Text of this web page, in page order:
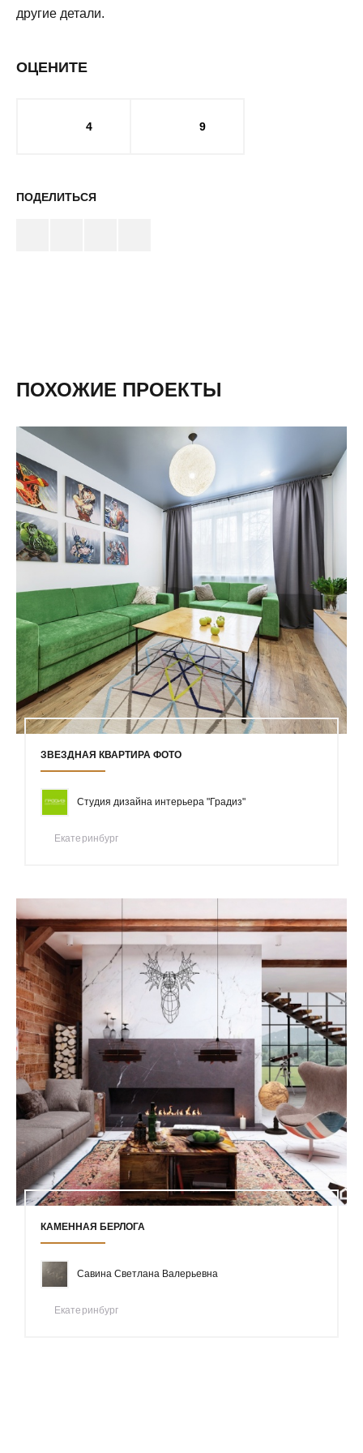
другие детали.
ОЦЕНИТЕ
4 9
ПОДЕЛИТЬСЯ
ПОХОЖИЕ ПРОЕКТЫ
ЗВЕЗДНАЯ КВАРТИРА ФОТО
Студия дизайна интерьера "Градиз"
Екатеринбург
КАМЕННАЯ БЕРЛОГА
Савина Светлана Валерьевна
Екатеринбург